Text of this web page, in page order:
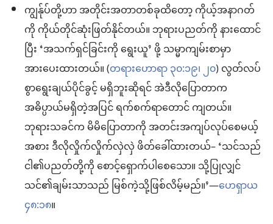
ကျွန်ုပ်တို့ဟာ အတိုင်းအတာတစ်ခုထိတော့ ကိုယ့်အနာဂတ်
ကို ကိုယ်တိုင်ဆုံးဖြတ်နိုင်တယ်။ ဘုရားပညတ်ကို နားထောင်
ပြီး ‘အသက်ရှင်ခြင်းကို ရွေးယူ’ ဖို့ သမ္မာကျမ်းစာမှာ
အားပေးထားတယ်။ (တရားဟောရာ ၃၀:၁၉၊ ၂၀) လွတ်လပ်
စွာရွေးချယ်ပိုင်ခွင့် မရှိဘူးဆိုရင် အဲဒီလိုပြောတာက
အဓိပ္ပာယ်မရှိတဲ့အပြင် ရက်စက်ရာတောင် ကျတယ်။
ဘုရားသခင်က မိမိပြောတာကို အတင်းအကျပ်လုပ်စေမယ့်
အစား ဒီလိုလှိုက်လှိုက်လှဲလှဲ ဖိတ်ခေါ်ထားတယ်– ‘သင်သည်
ငါ၏ပညတ်တို့ကို စောင့်ရှောက်ပါစေသော။ သို့ပြုလျှင်
သင်၏ချမ်းသာသည် မြစ်ကဲ့သို့ဖြစ်လိမ့်မည်။’—ဟေရှာယ
၄၈:၁၈။